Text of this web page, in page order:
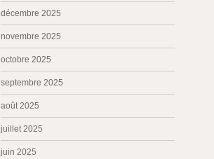
décembre 2025
novembre 2025
octobre 2025
septembre 2025
août 2025
juillet 2025
juin 2025